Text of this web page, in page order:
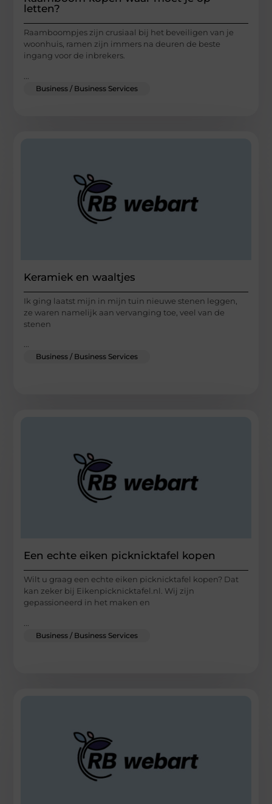
letten?
Raamboompjes zijn crusiaal bij het beveiligen van je
woonhuis, ramen zijn immers na deuren de beste
ingang voor de inbrekers.
Business / Business Services
Keramiek en waaltjes
Ik ging laatst mijn in mijn tuin nieuwe stenen leggen,
ze waren namelijk aan vervanging toe, veel van de
stenen
...
Business / Business Services
Een echte eiken picknicktafel kopen
Wilt u graag een echte eiken picknicktafel kopen? Dat
kan zeker bij Eikenpicknicktafel.nl. Wij zijn
gepassioneerd in het maken en
Business / Business Services